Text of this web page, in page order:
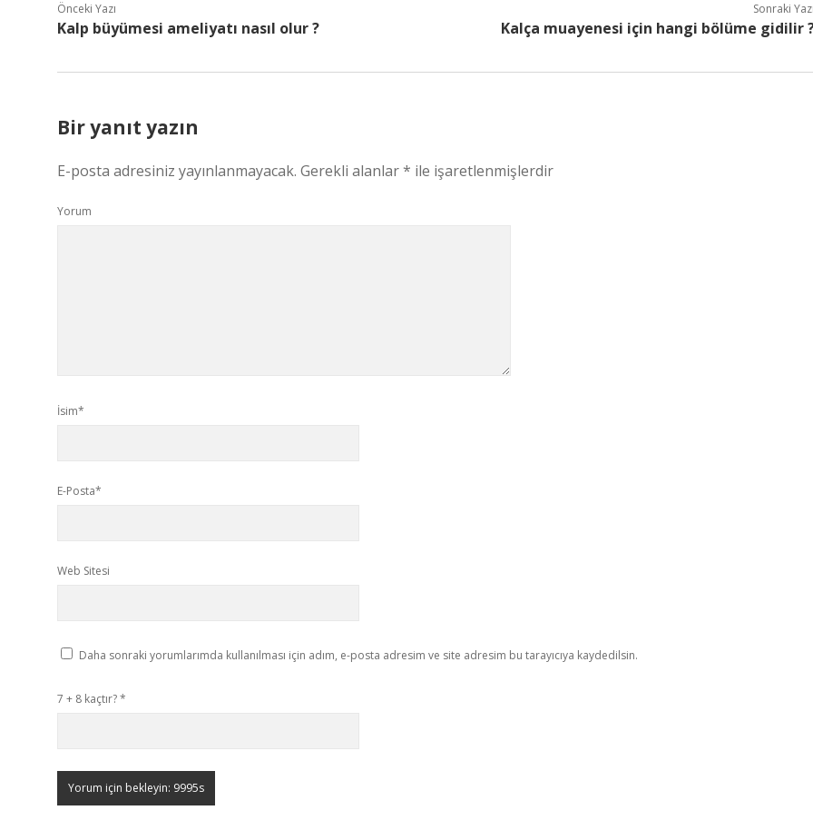
Önceki Yazı
Kalp büyümesi ameliyatı nasıl olur ?
Sonraki
Kalça muayenesi için hangi bölüme gidilir
Bir yanıt yazın
E-posta adresiniz yayınlanmayacak. Gerekli alanlar* ile işaretlenmişlerdir
Yorum
İsim*
E-Posta*
Web Sitesi
Daha sonraki yorumlarımda kullanılması için adım, e-posta adresim ve site adresim bu tarayıcıya kaydedilsin.
7 + 8 kaçtır?*